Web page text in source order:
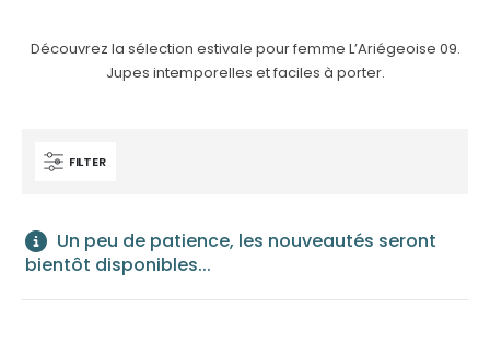
Découvrez la sélection estivale pour femme L’Ariégeoise 09.
Jupes intemporelles et faciles à porter.
FILTER
Un peu de patience, les nouveautés seront
bientôt disponibles...